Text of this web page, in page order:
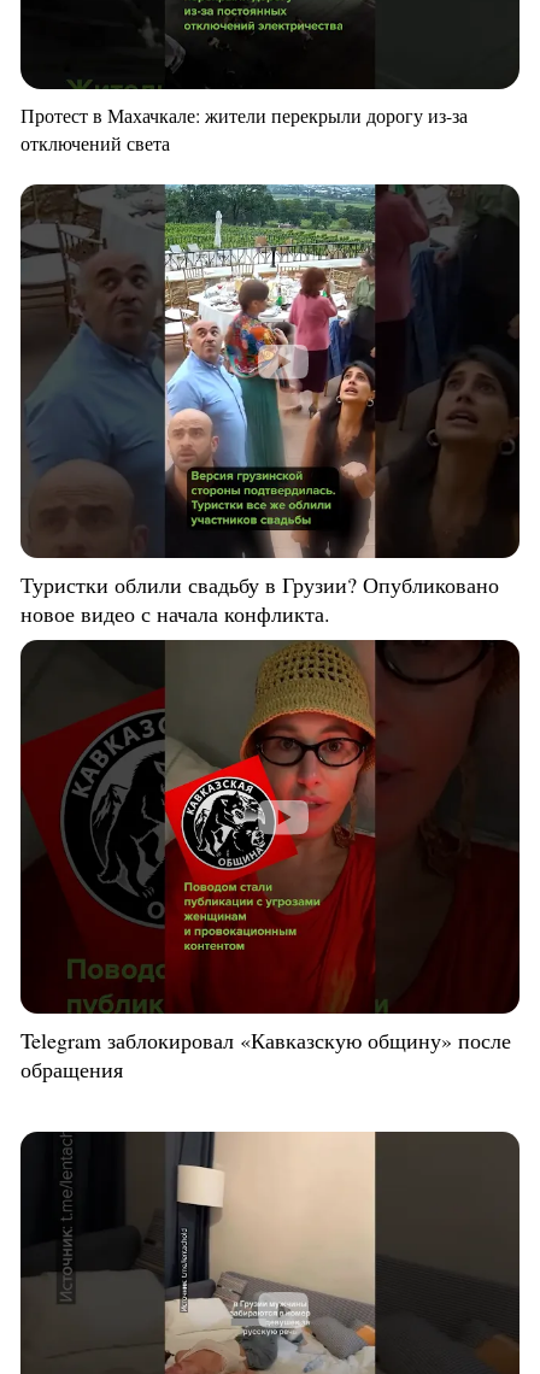
Протест в Махачкале: жители перекрыли дорогу из-за
отключений света
Туристки облили свадьбу в Грузии? Опубликовано
новое видео с начала конфликта.
Telegram заблокировал «Кавказскую общину» после
обращения